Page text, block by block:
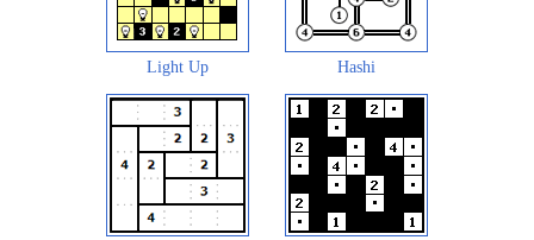
Light Up Hashi